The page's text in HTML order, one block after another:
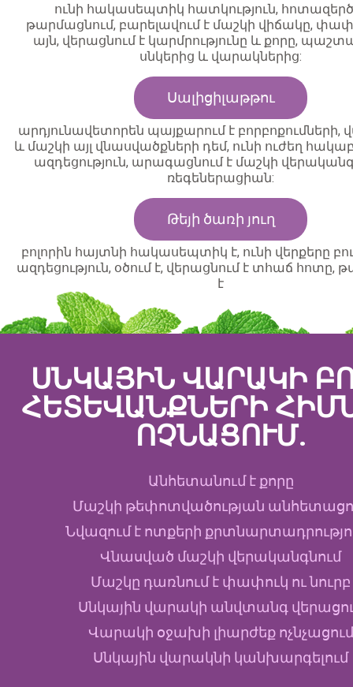
ունի հակասեպտիկ հատկություն,
թարմացնում, բարելավում է մաշկի վիճակը,
այն, վերացնում է կարմրությունը և քորը,
սնկերից և վարակներից:
Սալիցիլաթթու
արդյունավետորեն պայքարում է բորբոքումների,
և մաշկի այլ վնասվածքների դեմ, ունի ուժեղ
ազդեցություն, արագացնում է մաշկի
ռեգեներացիան:
Թեյի ծառի յուղ
բոլորին հայտնի հակասեպտիկ է, ունի վերքերը
ազդեցություն, օծում է, վերացնում է տհաճ հոտը,
է
ՍՆԿԱՅԻՆ ՎԱՐԱԿԻ
ՀԵՏԵՎԱՆՔՆԵՐԻ
ՈՉՆԱՑՈՒՄ.
Անհետանում է քորը
Մաշկի թեփոտվածության
Նվազում է ոտքերի
Վնասված մաշկի վերականգնում
Մաշկը դառնում է փափուկ ու նուրբ
Սնկային վարակի անվտանգ
Վարակի օջախի լիարժեք ոչնչացում
Սնկային վարակնի կանխարգելում